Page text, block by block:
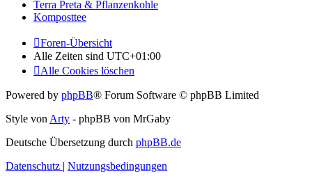
Terra Preta & Pflanzenkohle
Komposttee
Foren-Übersicht
Alle Zeiten sind UTC+01:00
Alle Cookies löschen
Powered by phpBB® Forum Software © phpBB Limited
Style von Arty - phpBB von MrGaby
Deutsche Übersetzung durch phpBB.de
Datenschutz | Nutzungsbedingungen